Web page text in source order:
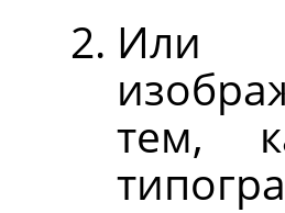
Или
тем,